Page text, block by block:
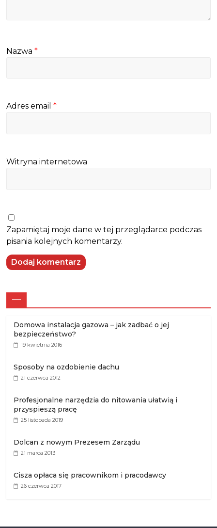
Nazwa*
Adres email*
Witryna internetowa
Zapamiętaj moje dane w tej przeglądarce podczas
pisania kolejnych komentarzy.
—
Domowa instalacja gazowa – jak zadbać o jej
bezpieczeństwo?
19 kwietnia 2016
Sposoby na ozdobienie dachu
21 czerwca 2012
Profesjonalne narzędzia do nitowania ułatwią i
przyspieszą pracę
25 listopada 2019
Dolcan z nowym Prezesem Zarządu
21 marca 2013
Cisza opłaca się pracownikom i pracodawcy
26 czerwca 2017